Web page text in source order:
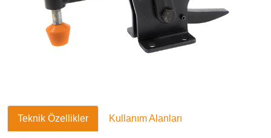
Teknik Özellikler Kullanım Alanları